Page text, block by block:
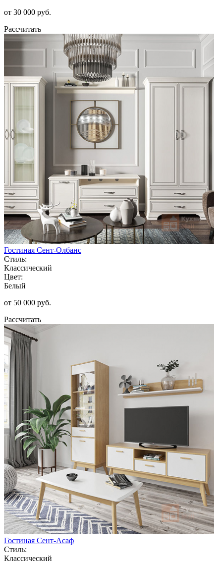
от 30 000 руб.
Рассчитать
Гостиная Сент-Олбанс
Стиль:
Классический
Цвет:
Белый
от 50 000 руб.
Рассчитать
Гостиная Сент-Асаф
Стиль:
Классический